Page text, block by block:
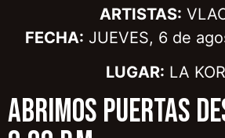
ARTISTAS:
FECHA: JUEVES, 6 de
LUGAR: LA
ABRIMOS PUERTAS